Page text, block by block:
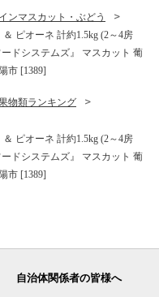
ンマスカット・ぶどう
ピオーネ 計約1.5kg (2～4房
ドシステムズ』 マスカット 葡
市 [1389]
物類ランキング
ピオーネ 計約1.5kg (2～4房
ドシステムズ』 マスカット 葡
市 [1389]
自治体関係者の皆様へ